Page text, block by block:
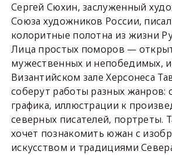
Сергей Сюхин, заслуженный
Союза художников России,
колоритные полотна из жизни
Лица простых поморов —
мужественных и непобедимых,
Византийском зале Херсонеса
соберут работы разных жанров:
графика, иллюстрации к
северных писателей, портреты.
хочет познакомить южан с
искусством и традициями